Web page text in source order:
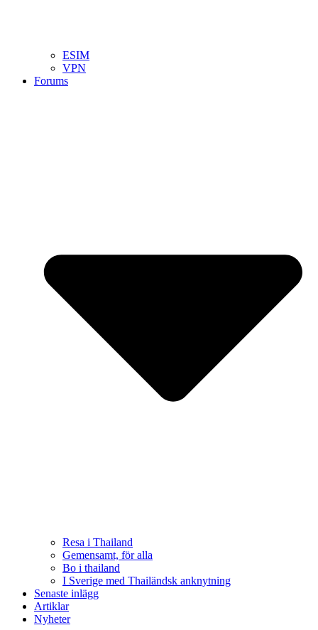
ESIM
VPN
Forums
Resa i Thailand
Gemensamt, för alla
Bo i thailand
I Sverige med Thailändsk anknytning
Senaste inlägg
Artiklar
Nyheter